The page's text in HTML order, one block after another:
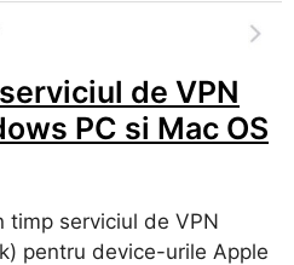
de VPN
PC si Mac OS
timp serviciul de VPN
pentru device-urile Apple